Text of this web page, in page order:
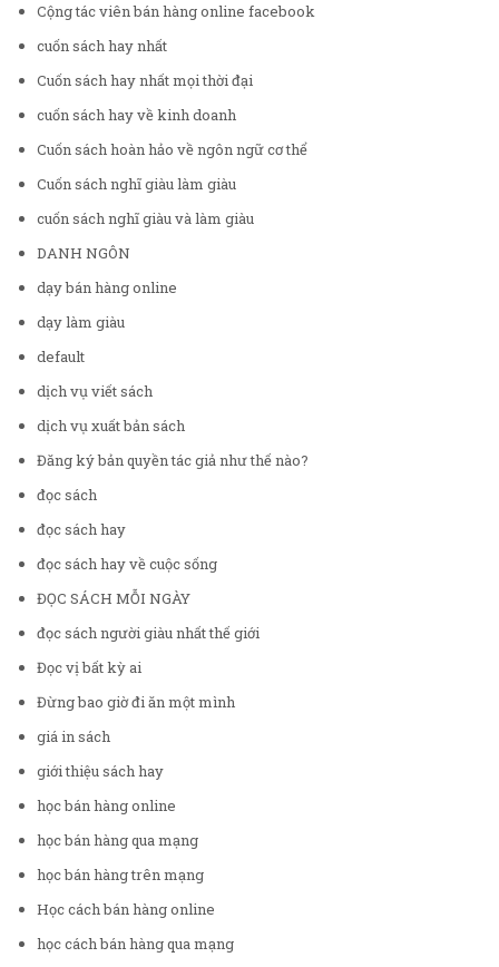
Cộng tác viên bán hàng online facebook
cuốn sách hay nhất
Cuốn sách hay nhất mọi thời đại
cuốn sách hay về kinh doanh
Cuốn sách hoàn hảo về ngôn ngữ cơ thể
Cuốn sách nghĩ giàu làm giàu
cuốn sách nghĩ giàu và làm giàu
DANH NGÔN
dạy bán hàng online
dạy làm giàu
default
dịch vụ viết sách
dịch vụ xuất bản sách
Đăng ký bản quyền tác giả như thế nào?
đọc sách
đọc sách hay
đọc sách hay về cuộc sống
ĐỌC SÁCH MỖI NGÀY
đọc sách người giàu nhất thế giới
Đọc vị bất kỳ ai
Đừng bao giờ đi ăn một mình
giá in sách
giới thiệu sách hay
học bán hàng online
học bán hàng qua mạng
học bán hàng trên mạng
Học cách bán hàng online
học cách bán hàng qua mạng